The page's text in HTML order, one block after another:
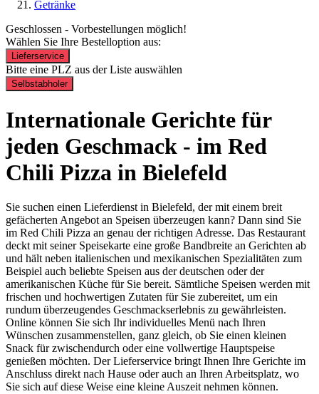
Getränke
Geschlossen - Vorbestellungen möglich!
Wählen Sie Ihre Bestelloption aus:
Lieferservice
Bitte eine PLZ aus der Liste auswählen
Selbstabholer
Internationale Gerichte für
jeden Geschmack - im Red
Chili Pizza in Bielefeld
Sie suchen einen Lieferdienst in Bielefeld, der mit einem breit
gefächerten Angebot an Speisen überzeugen kann? Dann sind Sie
im Red Chili Pizza an genau der richtigen Adresse. Das Restaurant
deckt mit seiner Speisekarte eine große Bandbreite an Gerichten ab
und hält neben italienischen und mexikanischen Spezialitäten zum
Beispiel auch beliebte Speisen aus der deutschen oder der
amerikanischen Küche für Sie bereit. Sämtliche Speisen werden mit
frischen und hochwertigen Zutaten für Sie zubereitet, um ein
rundum überzeugendes Geschmackserlebnis zu gewährleisten.
Online können Sie sich Ihr individuelles Menü nach Ihren
Wünschen zusammenstellen, ganz gleich, ob Sie einen kleinen
Snack für zwischendurch oder eine vollwertige Hauptspeise
genießen möchten. Der Lieferservice bringt Ihnen Ihre Gerichte im
Anschluss direkt nach Hause oder auch an Ihren Arbeitsplatz, wo
Sie sich auf diese Weise eine kleine Auszeit nehmen können.